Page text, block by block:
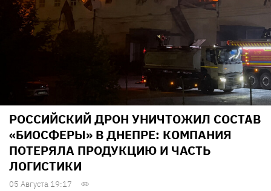
РОССИЙСКИЙ ДРОН УНИЧТОЖИЛ СОСТАВ
«БИОСФЕРЫ» В ДНЕПРЕ: КОМПАНИЯ
ПОТЕРЯЛА ПРОДУКЦИЮ И ЧАСТЬ
ЛОГИСТИКИ
05 Августа 19:17